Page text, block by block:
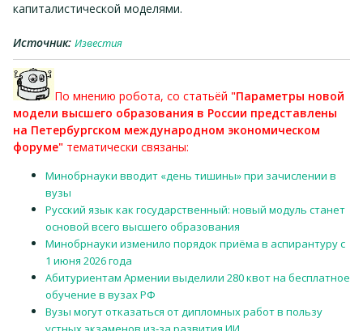
капиталистической моделями.
Источник: Известия
По мнению робота, со статьёй "Параметры новой
модели высшего образования в России представлены
на Петербургском международном экономическом
форуме" тематически связаны:
Минобрнауки вводит «день тишины» при зачислении в
вузы
Русский язык как государственный: новый модуль станет
основой всего высшего образования
Минобрнауки изменило порядок приёма в аспирантуру с
1 июня 2026 года
Абитуриентам Армении выделили 280 квот на бесплатное
обучение в вузах РФ
Вузы могут отказаться от дипломных работ в пользу